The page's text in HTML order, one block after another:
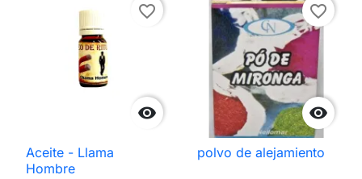

favorite_border
Aceite - Llama
Hombre

favorite_border
polvo de alejamiento